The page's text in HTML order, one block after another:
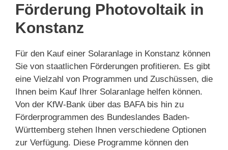
Förderung Photovoltaik in
Konstanz
Für den Kauf einer Solaranlage in Konstanz können
Sie von staatlichen Förderungen profitieren. Es gibt
eine Vielzahl von Programmen und Zuschüssen, die
Ihnen beim Kauf Ihrer Solaranlage helfen können.
Von der KfW-Bank über das BAFA bis hin zu
Förderprogrammen des Bundeslandes Baden-
Württemberg stehen Ihnen verschiedene Optionen
zur Verfügung. Diese Programme können den